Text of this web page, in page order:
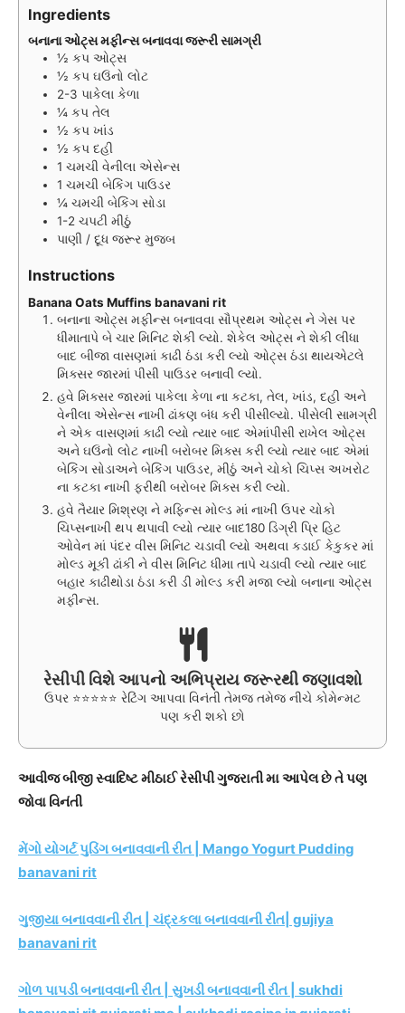
Ingredients
બનાના ઓટ્સ મફીન્સ બનાવવા જરૂરી સામગ્રી
½ કપ ઓટ્સ
½ કપ ઘઉંનો લોટ
2-3 પાકેલા કેળા
¼ કપ તેલ
½ કપ ખાંડ
½ કપ દહી
1 ચમચી વેનીલા એસેન્સ
1 ચમચી બેકિંગ પાઉડર
¼ ચમચી બેકિંગ સોડા
1-2 ચપટી મીઠું
પાણી / દૂધ જરૂર મુજબ
Instructions
Banana Oats Muffins banavani rit
બનાના ઓટ્સ મફીન્સ બનાવવા સૌપ્રથમ ઓટ્સ ને ગેસ પર
ધીમાતાપે બે ચાર મિનિટ શેકી લ્યો. શેકેલ ઓટ્સ ને શેકી લીધા
બાદ બીજા વાસણમાં કાઢી ઠંડા કરી લ્યો ઓટ્સ ઠંડા થાયએટલે
મિક્સર જારમાં પીસી પાઉડર બનાવી લ્યો.
હવે મિક્સર જારમાં પાકેલા કેળા ના કટકા, તેલ, ખાંડ, દહી અને
વેનીલા એસેન્સ નાખી ઢાંકણ બંધ કરી પીસીલ્યો. પીસેલી સામગ્રી
ને એક વાસણમાં કાઢી લ્યો ત્યાર બાદ એમાંપીસી રાખેલ ઓટ્સ
અને ઘઉંનો લોટ નાખી બરોબર મિક્સ કરી લ્યો ત્યાર બાદ એમાં
બેકિંગ સોડાઅને બેકિંગ પાઉડર, મીઠું અને ચોકો ચિપ્સ અખરોટ
ના કટકા નાખી ફરીથી બરોબર મિક્સ કરી લ્યો.
હવે તૈયાર મિશ્રણ ને મફિન્સ મોલ્ડ માં નાખી ઉપર ચોકો
ચિપ્સનાખી થપ થપાવી લ્યો ત્યાર બાદ180 ડિગ્રી પ્રિ હિટ
ઓવેન માં પંદર વીસ મિનિટ ચડાવી લ્યો અથવા કડાઈ કેકુકર માં
મોલ્ડ મૂકી ઢાંકી ને વીસ મિનિટ ધીમા તાપે ચડાવી લ્યો ત્યાર બાદ
બહાર કાઢીથોડા ઠંડા કરી ડી મોલ્ડ કરી મજા લ્યો બનાના ઓટ્સ
મફીન્સ.
રેસીપી વિશે આપનો અભિપ્રાય જરૂરથી જણાવશો
ઉપર ⭐⭐⭐⭐⭐ રેટિંગ આપવા વિનંતી તેમજ તમેજ નીચે કોમેન્મટ
પણ કરી શકો છો
આવીજ બીજી સ્વાદિષ્ટ મીઠાઈ રેસીપી ગુજરાતી મા આપેલ છે તે પણ
જોવા વિનંતી
મેંગો યોગર્ટ પુડિંગ બનાવવાની રીત | Mango Yogurt Pudding
banavani rit
ગુજીયા બનાવવાની રીત | ચંદ્રકલા બનાવવાની રીત| gujiya
banavani rit
ગોળ પાપડી બનાવવાની રીત | સુખડી બનાવવાની રીત | sukhdi